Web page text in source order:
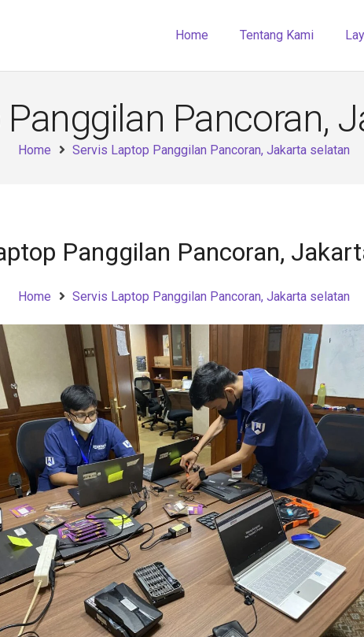
Home Tentang Kami
Pancoran,
Home Servis Laptop Panggilan Pancoran, Jakarta selatan
Panggilan Pancoran,
Home Servis Laptop Panggilan Pancoran, Jakarta selatan